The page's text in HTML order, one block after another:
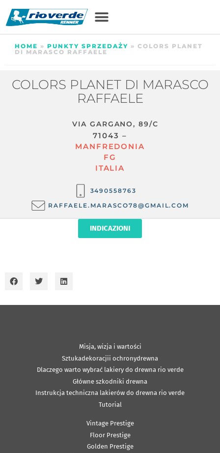
HOME » PUNKTY SPRZEDAŻY » COLORS PLANET
DI MARASCO RAFFAELE
COLORS PLANET DI MARASCO
RAFFAELE
VIA GARGANO, 89/C
71043 –
MANFREDONIA
FG
ITALIA
3490558763
RAFFAELE.MARASCO78@GMAIL.COM
INDICAZIONI
Misja, wizja i wartości
Sztukadekoracjii ochronydrewna
Dlaczego warto wybrać lakiery do drewna rio verde
Główne szkodniki drewna
Instrukcja techniczna lakierów do drewna rio verde
Tutorial
Vintage Prestige
Floor Prestige
Golden Prestige